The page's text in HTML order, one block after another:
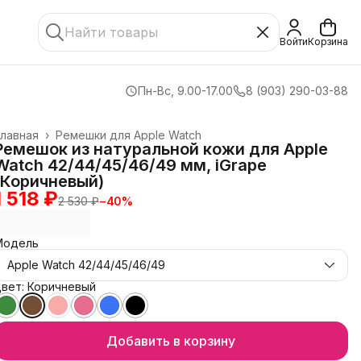
ВойтиКорзина
Пн-Вс, 9.00-17.00 8 (903) 290-03-88
Ремешки для Apple Watch
›
из натуральной кожи для Apple
42/44/45/46/49 мм, iGrape
518 ₽2 530 ₽−40%
Apple Watch 42/44/45/46/49
Коричневый
Добавить в корзину